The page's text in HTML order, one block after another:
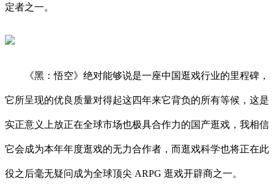
定者之一。
《黑：悟空》绝对能够说是一座中国逛戏行业的里程碑，
它所呈现的优良质量对得起这四年来它背负的所有等候，这是
实正意义上放正在全球市场也极具合作力的国产逛戏，我相信
它会成为本年年度逛戏的无力合作者，而逛戏科学也将正在此
役之后毫无疑问成为全球顶尖 ARPG 逛戏开辟商之一。